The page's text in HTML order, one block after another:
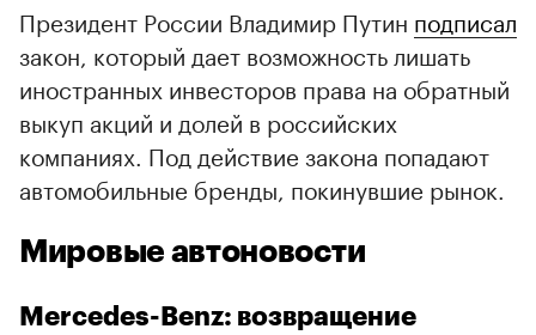
Президент России Владимир Путин подписал
закон, который дает возможность лишать
иностранных инвесторов права на обратный
выкуп акций и долей в российских
компаниях. Под действие закона попадают
автомобильные бренды, покинувшие рынок.
Мировые автоновости
Mercedes-Benz: возвращение